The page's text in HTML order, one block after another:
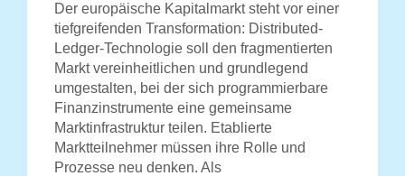
Der europäische Kapitalmarkt steht vor einer
tiefgreifenden Transformation: Distributed-
Ledger-Technologie soll den fragmentierten
Markt vereinheitlichen und grundlegend
umgestalten, bei der sich programmierbare
Finanzinstrumente eine gemeinsame
Marktinfrastruktur teilen. Etablierte
Marktteilnehmer müssen ihre Rolle und
Prozesse neu denken. Als